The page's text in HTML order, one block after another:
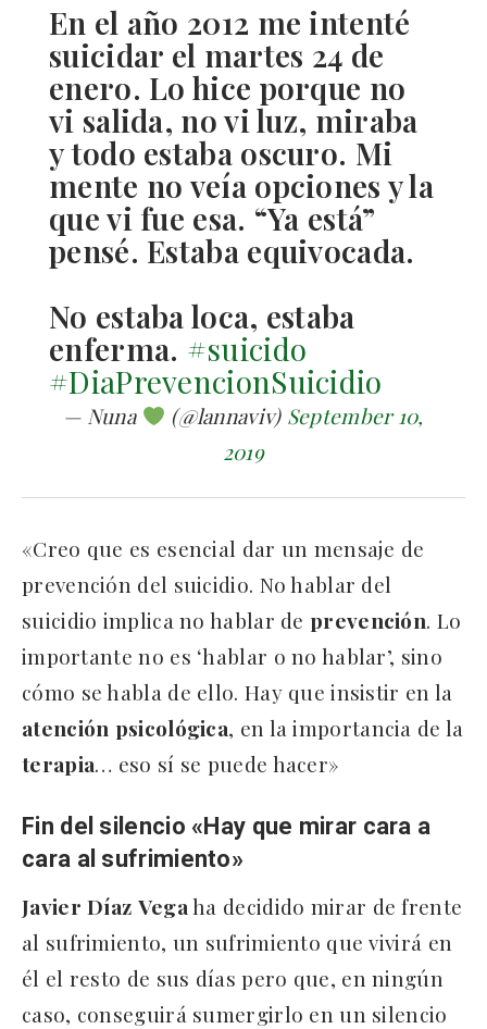
En el año 2012 me intenté
suicidar el martes 24 de
enero. Lo hice porque no
vi salida, no vi luz, miraba
y todo estaba oscuro. Mi
mente no veía opciones y la
que vi fue esa. “Ya está”
pensé. Estaba equivocada.
No estaba loca, estaba
enferma. #suicido
#DiaPrevencionSuicidio
— Nuna (@lannaviv) September 10,
2019
«Creo que es esencial dar un mensaje de
prevención del suicidio. No hablar del
suicidio implica no hablar de prevención. Lo
importante no es ‘hablar o no hablar’, sino
cómo se habla de ello. Hay que insistir en la
atención psicológica, en la importancia de la
terapia… eso sí se puede hacer»
Fin del silencio «Hay que mirar cara a
cara al sufrimiento»
Javier Díaz Vegaha decidido mirar de frente
al sufrimiento, un sufrimiento que vivirá en
él el resto de sus días pero que, en ningún
caso, conseguirá sumergirlo en un silencio